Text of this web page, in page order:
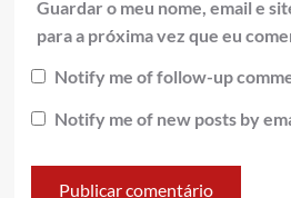
Guardar o meu nome, email e
para a próxima vez que eu
Notify me of follow-up
Notify me of new posts by